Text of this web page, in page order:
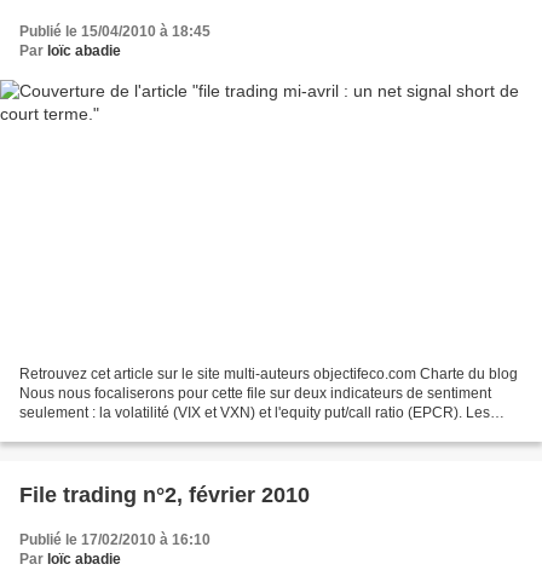
Publié le 15/04/2010 à 18:45
Par loïc abadie
Retrouvez cet article sur le site multi-auteurs objectifeco.com Charte du blog
Nous nous focaliserons pour cette file sur deux indicateurs de sentiment
seulement : la volatilité (VIX et VXN) et l'equity put/call ratio (EPCR). Les
File trading n°2, février 2010
Publié le 17/02/2010 à 16:10
Par loïc abadie